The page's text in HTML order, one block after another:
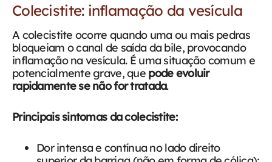
Colecistite: inflamação da vesícula
A colecistite ocorre quando uma ou mais pedras
bloqueiam o canal de saída da bile, provocando
inflamação na vesícula. É uma situação comum e
potencialmente grave, que pode evoluir
rapidamente se não for tratada.
Principais sintomas da colecistite:
Dor intensa e contínua no lado direito